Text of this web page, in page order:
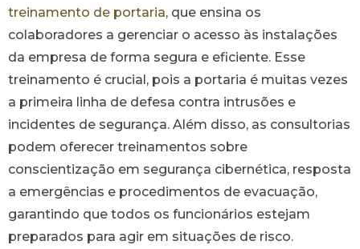
treinamento de portaria, que ensina os
colaboradores a gerenciar o acesso às instalações
da empresa de forma segura e eficiente. Esse
treinamento é crucial, pois a portaria é muitas vezes
a primeira linha de defesa contra intrusões e
incidentes de segurança. Além disso, as consultorias
podem oferecer treinamentos sobre
conscientização em segurança cibernética, resposta
a emergências e procedimentos de evacuação,
garantindo que todos os funcionários estejam
preparados para agir em situações de risco.